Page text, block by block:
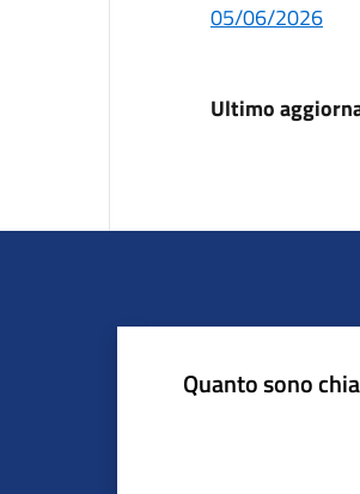
05/06/2026
Ultimo
Quanto sono